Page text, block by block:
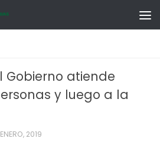
Gobierno atiende
y luego a la
2019